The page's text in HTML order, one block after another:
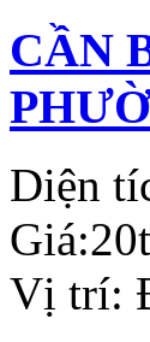
CẦN
Diện
Giá:
Vị trí: